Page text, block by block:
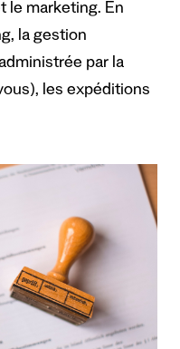
le marketing. En
la gestion
par la
les expéditions